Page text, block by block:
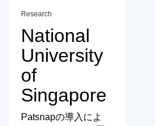
Research
National
University
of
Singapore
Patsnapの導入によ